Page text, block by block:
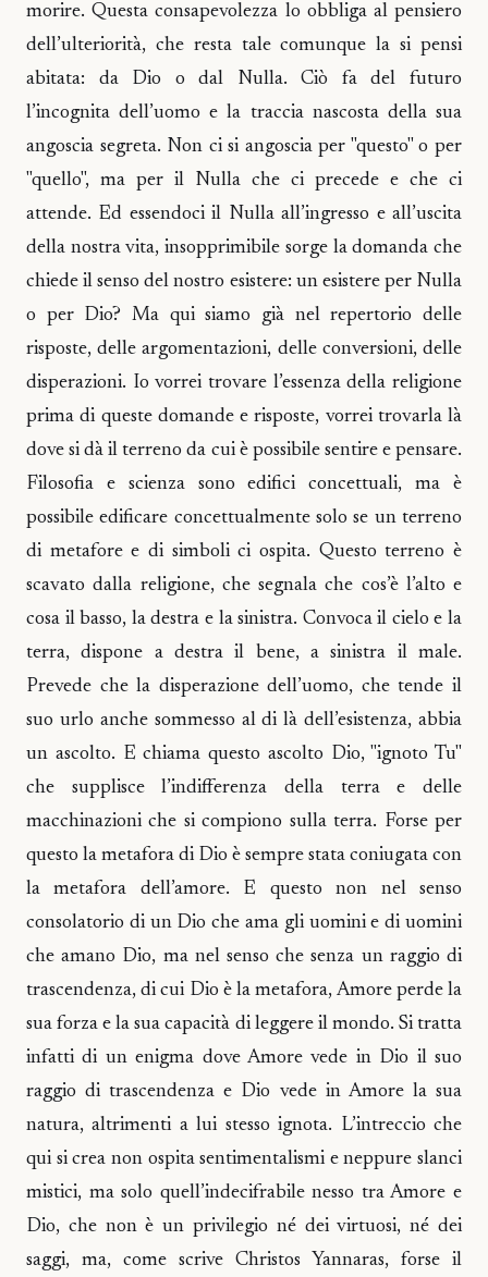
morire. Questa consapevolezza lo obbliga al pensiero
dell’ulteriorità, che resta tale comunque la si pensi
abitata: da Dio o dal Nulla. Ciò fa del futuro
l’incognita dell’uomo e la traccia nascosta della sua
angoscia segreta. Non ci si angoscia per "questo" o per
"quello", ma per il Nulla che ci precede e che ci
attende. Ed essendoci il Nulla all’ingresso e all’uscita
della nostra vita, insopprimibile sorge la domanda che
chiede il senso del nostro esistere: un esistere per Nulla
o per Dio? Ma qui siamo già nel repertorio delle
risposte, delle argomentazioni, delle conversioni, delle
disperazioni. Io vorrei trovare l’essenza della religione
prima di queste domande e risposte, vorrei trovarla là
dove si dà il terreno da cui è possibile sentire e pensare.
Filosofia e scienza sono edifici concettuali, ma è
possibile edificare concettualmente solo se un terreno
di metafore e di simboli ci ospita. Questo terreno è
scavato dalla religione, che segnala che cos’è l’alto e
cosa il basso, la destra e la sinistra. Convoca il cielo e la
terra, dispone a destra il bene, a sinistra il male.
Prevede che la disperazione dell’uomo, che tende il
suo urlo anche sommesso al di là dell’esistenza, abbia
un ascolto. E chiama questo ascolto Dio, "ignoto Tu"
che supplisce l’indifferenza della terra e delle
macchinazioni che si compiono sulla terra. Forse per
questo la metafora di Dio è sempre stata coniugata con
la metafora dell’amore. E questo non nel senso
consolatorio di un Dio che ama gli uomini e di uomini
che amano Dio, ma nel senso che senza un raggio di
trascendenza, di cui Dio è la metafora, Amore perde la
sua forza e la sua capacità di leggere il mondo. Si tratta
infatti di un enigma dove Amore vede in Dio il suo
raggio di trascendenza e Dio vede in Amore la sua
natura, altrimenti a lui stesso ignota. L’intreccio che
qui si crea non ospita sentimentalismi e neppure slanci
mistici, ma solo quell’indecifrabile nesso tra Amore e
Dio, che non è un privilegio né dei virtuosi, né dei
saggi, ma, come scrive Christos Yannaras, forse il